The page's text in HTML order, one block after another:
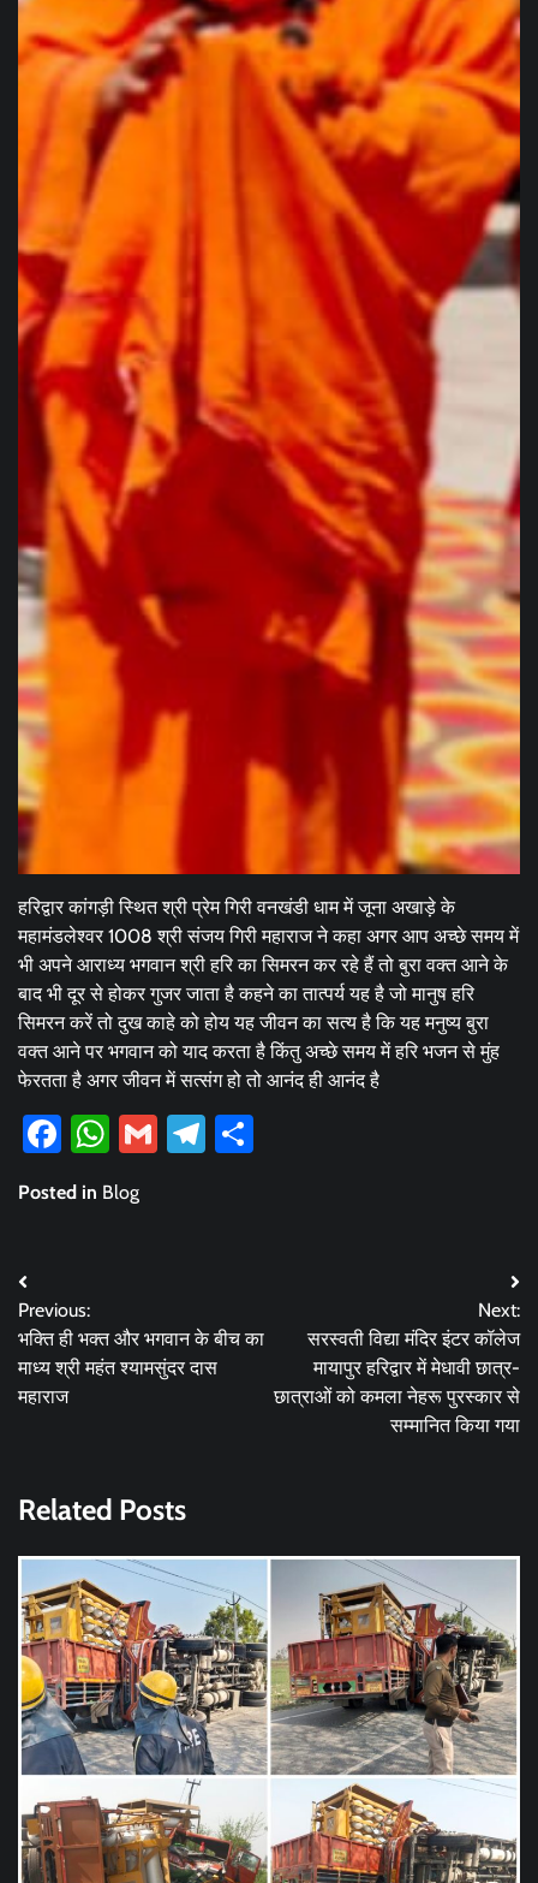
हरिद्वार कांगड़ी स्थित श्री प्रेम गिरी वनखंडी धाम में जूना अखाड़े के
महामंडलेश्वर 1008 श्री संजय गिरी महाराज ने कहा अगर आप अच्छे समय में
भी अपने आराध्य भगवान श्री हरि का सिमरन कर रहे हैं तो बुरा वक्त आने के
बाद भी दूर से होकर गुजर जाता है कहने का तात्पर्य यह है जो मानुष हरि
सिमरन करें तो दुख काहे को होय यह जीवन का सत्य है कि यह मनुष्य बुरा
वक्त आने पर भगवान को याद करता है किंतु अच्छे समय में हरि भजन से मुंह
फेरतता है अगर जीवन में सत्संग हो तो आनंद ही आनंद है
Facebook
WhatsApp
GmailTelegram
Posted in Blog
Post
navigation
Previous:
भक्ति ही भक्त और भगवान के बीच का
माध्य श्री महंत श्यामसुंदर दास
महाराज
Next:
सरस्वती विद्या मंदिर इंटर कॉलेज
मायापुर हरिद्वार में मेधावी छात्र-
छात्राओं को कमला नेहरू पुरस्कार से
सम्मानित किया गया
Related Posts